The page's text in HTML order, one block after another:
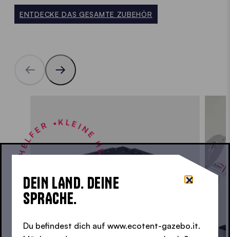
ENTDECKE DAS GESAMTE ZUBEHÖR
FÜR DIE GROSSEN HELFER •
DEIN LAND. DEINE
SPRACHE.
Du befindest dich auf www.ecotent-gazebo.it.